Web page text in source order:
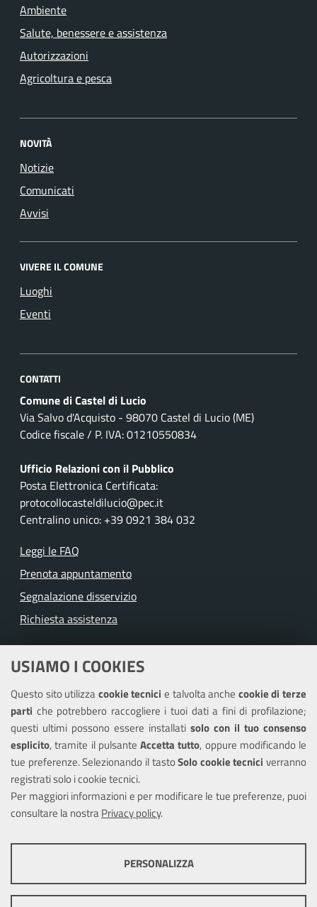
USIAMO I COOKIES
Questo sito utilizzacookie tecnicie talvolta anche cookie di terze
parti che potrebbero raccogliere i tuoi dati a fini di profilazione;
questi ultimi possono essere installati solo con il tuo consenso
esplicito, tramite il pulsante Accetta tutto, oppure modificando le
tue preferenze. Selezionando il tastoSolo cookie tecnici verranno
registrati solo i cookie tecnici.
Per maggiori informazioni e per modificare le tue preferenze, puoi
consultare la nostraPrivacy policy.
COOKIE TECNICI
ottimale per ogni utente. Essi non raccolgono i tuoi dati e le tue
PERSONALIZZA
Ambiente
Salute, benessere e assistenza
Autorizzazioni
Agricoltura e pesca
NOVITÀ
Notizie
Comunicati
Avvisi
VIVERE IL COMUNE
Luoghi
Eventi
CONTATTI
Comune di Castel di Lucio
Via Salvo d'Acquisto - 98070 Castel di Lucio (ME)
Codice fiscale / P. IVA: 01210550834
Ufficio Relazioni con il Pubblico
Posta Elettronica Certificata:
protocollocasteldilucio@pec.it
Centralino unico: +39 0921 384 032
Leggi le FAQ
Prenota appuntamento
Segnalazione disservizio
Richiesta assistenza
Albo pretorio
Informativa privacy
Note legali
Piano di miglioramento del sito
Piano di miglioramento dei servizi
Dichiarazione di accessibilità